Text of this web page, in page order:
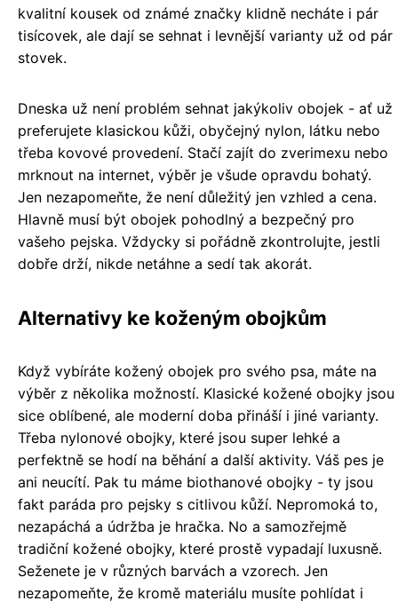
kvalitní kousek od známé značky klidně necháte i pár
tisícovek, ale dají se sehnat i levnější varianty už od pár
stovek.
Dneska už není problém sehnat jakýkoliv obojek - ať už
preferujete klasickou kůži, obyčejný nylon, látku nebo
třeba kovové provedení. Stačí zajít do zverimexu nebo
mrknout na internet, výběr je všude opravdu bohatý.
Jen nezapomeňte, že není důležitý jen vzhled a cena.
Hlavně musí být obojek pohodlný a bezpečný pro
vašeho pejska. Vždycky si pořádně zkontrolujte, jestli
dobře drží, nikde netáhne a sedí tak akorát.
Alternativy ke koženým obojkům
Když vybíráte kožený obojek pro svého psa, máte na
výběr z několika možností. Klasické kožené obojky jsou
sice oblíbené, ale moderní doba přináší i jiné varianty.
Třeba nylonové obojky, které jsou super lehké a
perfektně se hodí na běhání a další aktivity. Váš pes je
ani neucítí. Pak tu máme biothanové obojky - ty jsou
fakt paráda pro pejsky s citlivou kůží. Nepromoká to,
nezapáchá a údržba je hračka. No a samozřejmě
tradiční kožené obojky, které prostě vypadají luxusně.
Seženete je v různých barvách a vzorech. Jen
nezapomeňte, že kromě materiálu musíte pohlídat i